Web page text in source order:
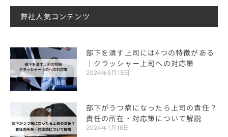
弊社人気コンテンツ
部下を潰す上司には4つの特徴がある
｜クラッシャー上司への対応策
2024年6月18日
部下がうつ病になったら上司の責任？
責任の所在・対応策について解説
2024年1月16日